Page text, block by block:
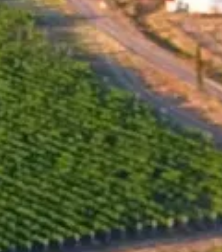
Meer den richtigen Ort gefunden haben und planten, hier
Weine mit unverkennbaren Charakteren zu entwickeln.
Der Black C Red ist eine Verschmelzung von Cabernet
Sauvignon und Merlot, ausgewählt von eigenen
Weinbergen im Gebiet des Dorfes Goriza. Diese
Weinberge werden von einem enthusiastischen Team
betreut, das sich auf Qualität und Konsistenz ohne
Kompromisse konzentriert.
Alkohol, Vol.%
14.50
Titrierbare Säuren, g/l
5.00
Restzucker, g/l
3.00
Flaschenvolumen
750 7000